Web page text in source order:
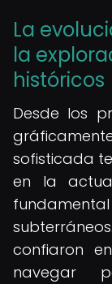
La
la
históricos
Desde los
sofisticada
en la
confiaron
navegar